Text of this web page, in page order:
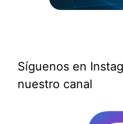
Síguenos en
nuestro canal